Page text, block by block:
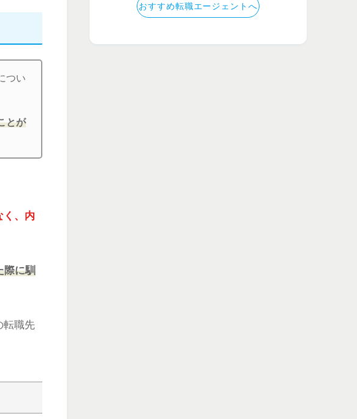
つい
とが
く、内
際に馴
転職先
おすすめ転職エージェントへ